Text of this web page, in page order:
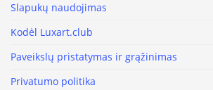
Slapukų naudojimas
Kodėl Luxart.club
Paveikslų pristatymas ir grąžinimas
Privatumo politika